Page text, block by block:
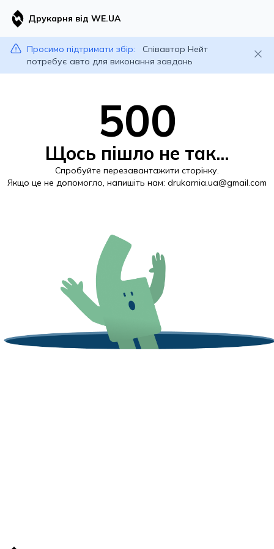
Друкарня від WE.UA
Просимо підтримати збір:
Співавтор Нейт
потребує авто для виконання завдань
500
Щось пішло не так...
Спробуйте перезавантажити сторінку.
Якщо це не допомогло, напишіть нам: drukarnia.ua@gmail.com